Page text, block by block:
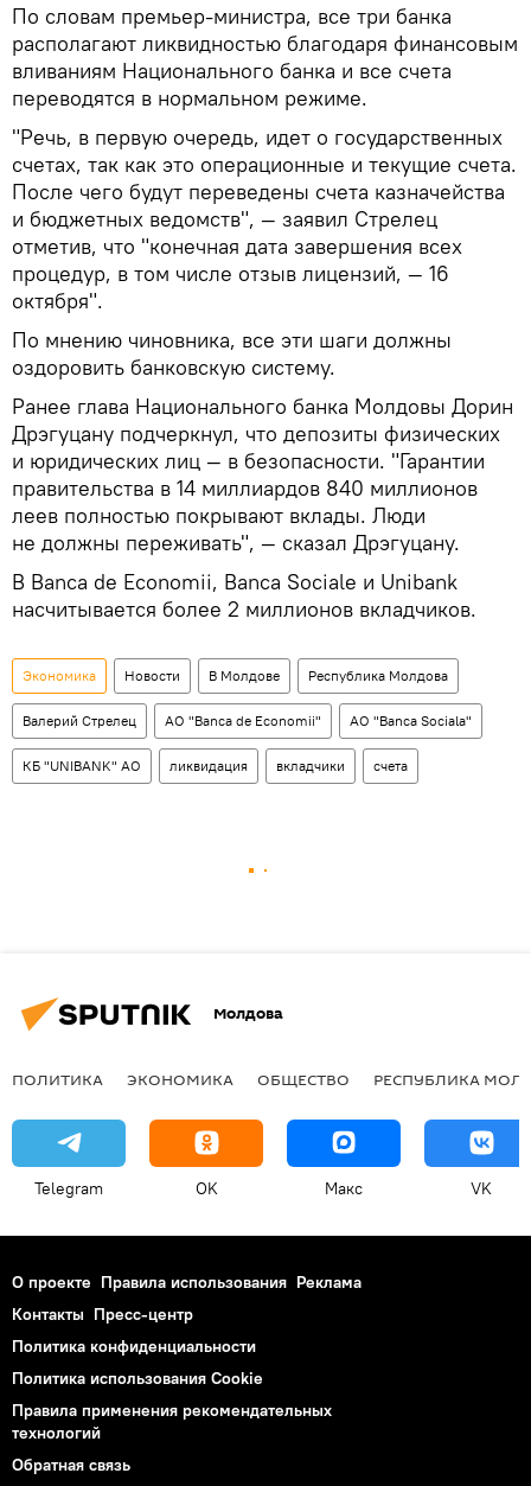
По словам премьер-министра, все три банка
располагают ликвидностью благодаря финансовым
вливаниям Национального банка и все счета
переводятся в нормальном режиме.
"Речь, в первую очередь, идет о государственных
счетах, так как это операционные и текущие счета.
После чего будут переведены счета казначейства
и бюджетных ведомств", — заявил Стрелец
отметив, что "конечная дата завершения всех
процедур, в том числе отзыв лицензий, — 16
октября".
По мнению чиновника, все эти шаги должны
оздоровить банковскую систему.
Ранее глава Национального банка Молдовы Дорин
Дрэгуцану подчеркнул, что депозиты физических
и юридических лиц — в безопасности. "Гарантии
правительства в 14 миллиардов 840 миллионов
леев полностью покрывают вклады. Люди
не должны переживать", — сказал Дрэгуцану.
В Bаncа de Economii, Bаncа Sociale и Unibank
насчитывается более 2 миллионов вкладчиков.
Экономика Новости В Молдове Республика Молдова
Валерий Стрелец АО "Banca de Economii" АО "Banca Sociala"
КБ "UNIBANK" АО ликвидация вкладчики счета
Молдова
ПОЛИТИКА ЭКОНОМИКА ОБЩЕСТВО РЕСПУБЛИКА
Telegram OK Макс VK
О проекте Правила использования Реклама
Контакты Пресс-центр
Политика конфиденциальности
Политика использования Cookie
Правила применения рекомендательных
технологий
Обратная связь